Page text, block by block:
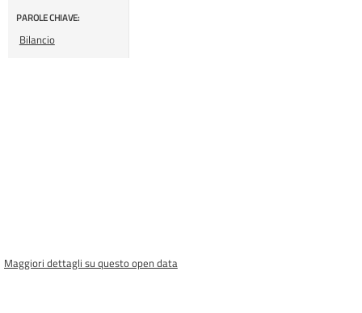
PAROLE CHIAVE:
Bilancio
Maggiori dettagli su questo open data